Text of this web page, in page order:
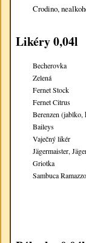
Crodino,
Likéry 0,04l
Becherovka
Zelená
Fernet Stock
Fernet Citrus
Berenzen (jablko,
Baileys
Vaječný likér
Jägermaister,
Griotka
Sambuca